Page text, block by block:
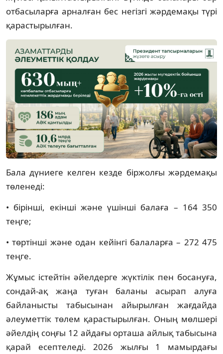
отбасыларға арналған бес негізгі жәрдемақы түрі
қарастырылған.
Бала дүниеге келген кезде біржолғы жәрдемақы
төленеді:
• бірінші, екінші және үшінші балаға – 164 350
теңге;
• төртінші және одан кейінгі балаларға – 272 475
теңге.
Жұмыс істейтін әйелдерге жүктілік пен босануға,
сондай-ақ жаңа туған баланы асырап алуға
байланысты табысынан айырылған жағдайда
әлеуметтік төлем қарастырылған. Оның мөлшері
әйелдің соңғы 12 айдағы орташа айлық табысына
қарай есептеледі. 2026 жылғы 1 мамырдағы